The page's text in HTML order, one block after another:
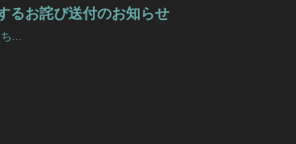
るお詫び送付のお知らせ
...